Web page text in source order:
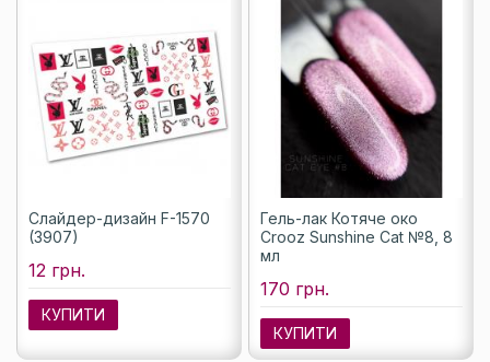
Слайдер-дизайн F-1570
(3907)
12 грн.
КУПИТИ
Гель-лак Котяче око
Crooz Sunshine Cat №8, 8
мл
170 грн.
КУПИТИ